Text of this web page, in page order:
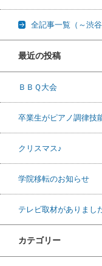
全記事一覧（～渋
最近の投稿
ＢＢＱ大会
卒業生がピアノ調律技
クリスマス♪
学院移転のお知らせ
テレビ取材がありまし
カテゴリー